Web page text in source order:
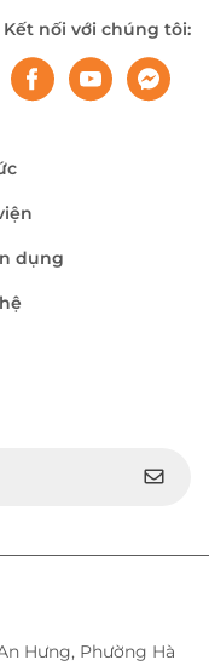
Kết nối với chúng tôi:
dụng
Hưng, Phường Hà